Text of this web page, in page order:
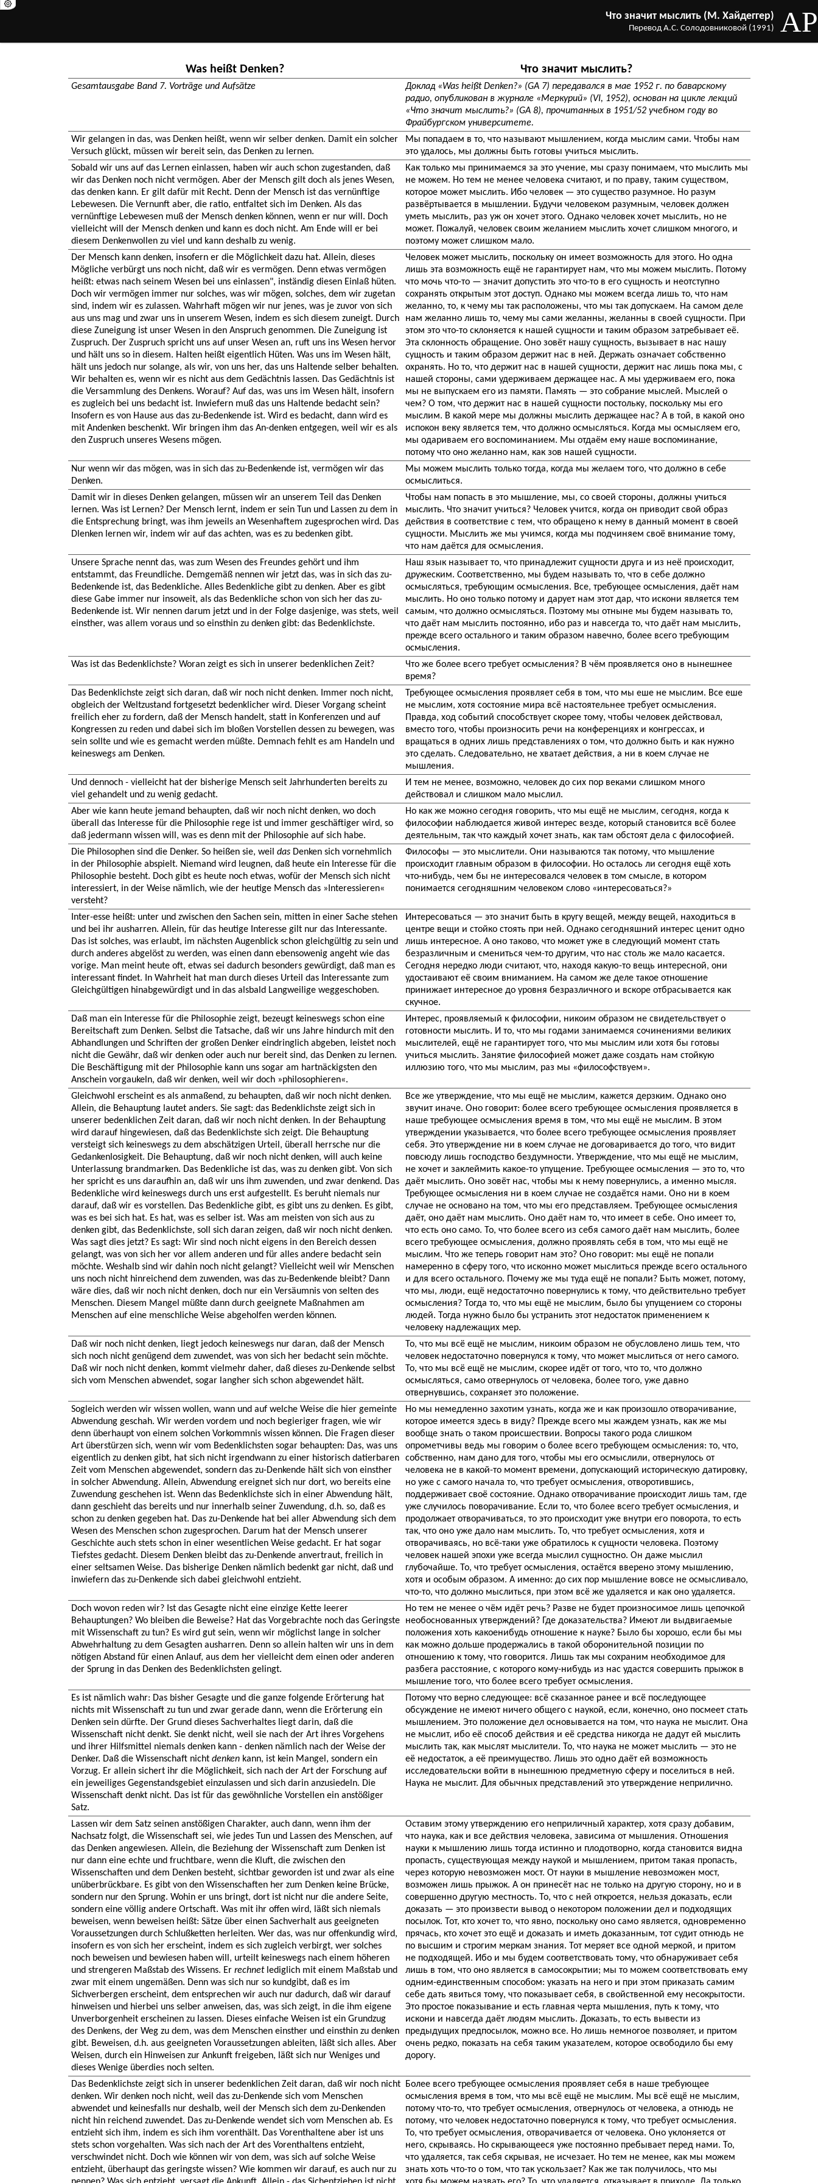
Что значит мыслить (М. Хайдеггер)
Перевод А.С. Солодовниковой (1991) AP
Was heißt Denken?
Gesamtausgabe Band 7. Vorträge und Aufsätze
Wir gelangen in das, was Denken heißt, wenn wir selber denken. Damit ein solcher
Versuch glückt, müssen wir bereit sein, das Denken zu lernen.
Sobald wir uns auf das Lernen einlassen, haben wir auch schon zugestanden, daß
wir das Denken noch nicht vermögen. Aber der Mensch gilt doch als jenes Wesen,
das denken kann. Er gilt dafür mit Recht. Denn der Mensch ist das vernünftige
Lebewesen. Die Vernunft aber, die ratio, entfaltet sich im Denken. Als das
vernünftige Lebewesen muß der Mensch denken können, wenn er nur will. Doch
vielleicht will der Mensch denken und kann es doch nicht. Am Ende will er bei
diesem Denkenwollen zu viel und kann deshalb zu wenig.
Der Mensch kann denken, insofern er die Möglichkeit dazu hat. Allein, dieses
Mögliche verbürgt uns noch nicht, daß wir es vermögen. Denn etwas vermögen
heißt: etwas nach seinem Wesen bei uns einlassen", inständig diesen Einlaß hüten.
Doch wir vermögen immer nur solches, was wir mögen, solches, dem wir zugetan
sind, indem wir es zulassen. Wahrhaft mögen wir nur jenes, was je zuvor von sich
aus uns mag und zwar uns in unserem Wesen, indem es sich diesem zuneigt. Durch
diese Zuneigung ist unser Wesen in den Anspruch genommen. Die Zuneigung ist
Zuspruch. Der Zuspruch spricht uns auf unser Wesen an, ruft uns ins Wesen hervor
und hält uns so in diesem. Halten heißt eigentlich Hüten. Was uns im Wesen hält,
hält uns jedoch nur solange, als wir, von uns her, das uns Haltende selber behalten.
Wir behalten es, wenn wir es nicht aus dem Gedächtnis lassen. Das Gedächtnis ist
die Versammlung des Denkens. Worauf? Auf das, was uns im Wesen hält, insofern
es zugleich bei uns bedacht ist. Inwiefern muß das uns Haltende bedacht sein?
Insofern es von Hause aus das zu-Bedenkende ist. Wird es bedacht, dann wird es
mit Andenken beschenkt. Wir bringen ihm das An-denken entgegen, weil wir es als
den Zuspruch unseres Wesens mögen.
Nur wenn wir das mögen, was in sich das zu-Bedenkende ist, vermögen wir das
Denken.
Damit wir in dieses Denken gelangen, müssen wir an unserem Teil das Denken
lernen. Was ist Lernen? Der Mensch lernt, indem er sein Tun und Lassen zu dem in
die Entsprechung bringt, was ihm jeweils an Wesenhaftem zugesprochen wird. Das
Dlenken lernen wir, indem wir auf das achten, was es zu bedenken gibt.
Unsere Sprache nennt das, was zum Wesen des Freundes gehört und ihm
entstammt, das Freundliche. Demgemäß nennen wir jetzt das, was in sich das zu-
Bedenkende ist, das Bedenkliche. Alles Bedenkliche gibt zu denken. Aber es gibt
diese Gabe immer nur insoweit, als das Bedenkliche schon von sich her das zu-
Bedenkende ist. Wir nennen darum jetzt und in der Folge dasjenige, was stets, weil
einsther, was allem voraus und so einsthin zu denken gibt: das Bedenklichste.
Was ist das Bedenklichste? Woran zeigt es sich in unserer bedenklichen Zeit?
Das Bedenklichste zeigt sich daran, daß wir noch nicht denken. Immer noch nicht,
obgleich der Weltzustand fortgesetzt bedenklicher wird. Dieser Vorgang scheint
freilich eher zu fordern, daß der Mensch handelt, statt in Konferenzen und auf
Kongressen zu reden und dabei sich im bloßen Vorstellen dessen zu bewegen, was
sein sollte und wie es gemacht werden müßte. Demnach fehlt es am Handeln und
keineswegs am Denken.
Und dennoch - vielleicht hat der bisherige Mensch seit Jahrhunderten bereits zu
viel gehandelt und zu wenig gedacht.
Aber wie kann heute jemand behaupten, daß wir noch nicht denken, wo doch
überall das Interesse für die Philosophie rege ist und immer geschäftiger wird, so
daß jedermann wissen will, was es denn mit der Philosophie auf sich habe.
Die Philosophen sind die Denker. So heißen sie, weil dasDenken sich vornehmlich
in der Philosophie abspielt. Niemand wird leugnen, daß heute ein Interesse für die
Philosophie besteht. Doch gibt es heute noch etwas, wofür der Mensch sich nicht
interessiert, in der Weise nämlich, wie der heutige Mensch das »Interessieren«
versteht?
Inter-esse heißt: unter und zwischen den Sachen sein, mitten in einer Sache stehen
und bei ihr ausharren. Allein, für das heutige Interesse gilt nur das Interessante.
Das ist solches, was erlaubt, im nächsten Augenblick schon gleichgültig zu sein und
durch anderes abgelöst zu werden, was einen dann ebensowenig angeht wie das
vorige. Man meint heute oft, etwas sei dadurch besonders gewürdigt, daß man es
interessant findet. In Wahrheit hat man durch dieses Urteil das Interessante zum
Gleichgültigen hinabgewürdigt und in das alsbald Langweilige weggeschoben.
Daß man ein Interesse für die Philosophie zeigt, bezeugt keineswegs schon eine
Bereitschaft zum Denken. Selbst die Tatsache, daß wir uns Jahre hindurch mit den
Abhandlungen und Schriften der großen Denker eindringlich abgeben, leistet noch
nicht die Gewähr, daß wir denken oder auch nur bereit sind, das Denken zu lernen.
Die Beschäftigung mit der Philosophie kann uns sogar am hartnäckigsten den
Anschein vorgaukeln, daß wir denken, weil wir doch »philosophieren«.
Gleichwohl erscheint es als anmaßend, zu behaupten, daß wir noch nicht denken.
Allein, die Behauptung lautet anders. Sie sagt: das Bedenklichste zeigt sich in
unserer bedenklichen Zeit daran, daß wir noch nicht denken. In der Behauptung
wird darauf hingewiesen, daß das Bedenklichste sich zeigt. Die Behauptung
versteigt sich keineswegs zu dem abschätzigen Urteil, überall herrsche nur die
Gedankenlosigkeit. Die Behauptung, daß wir noch nicht denken, will auch keine
Unterlassung brandmarken. Das Bedenkliche ist das, was zu denken gibt. Von sich
her spricht es uns daraufhin an, daß wir uns ihm zuwenden, und zwar denkend. Das
Bedenkliche wird keineswegs durch uns erst aufgestellt. Es beruht niemals nur
darauf, daß wir es vorstellen. Das Bedenkliche gibt, es gibt uns zu denken. Es gibt,
was es bei sich hat. Es hat, was es selber ist. Was am meisten von sich aus zu
denken gibt, das Bedenklichste, soll sich daran zeigen, daß wir noch nicht denken.
Was sagt dies jetzt? Es sagt: Wir sind noch nicht eigens in den Bereich dessen
gelangt, was von sich her vor allem anderen und für alles andere bedacht sein
möchte. Weshalb sind wir dahin noch nicht gelangt? Vielleicht weil wir Menschen
uns noch nicht hinreichend dem zuwenden, was das zu-Bedenkende bleibt? Dann
wäre dies, daß wir noch nicht denken, doch nur ein Versäumnis von selten des
Menschen. Diesem Mangel müßte dann durch geeignete Maßnahmen am
Menschen auf eine menschliche Weise abgeholfen werden können.
Daß wir noch nicht denken, liegt jedoch keineswegs nur daran, daß der Mensch
sich noch nicht genügend dem zuwendet, was von sich her bedacht sein möchte.
Daß wir noch nicht denken, kommt vielmehr daher, daß dieses zu-Denkende selbst
sich vom Menschen abwendet, sogar langher sich schon abgewendet hält.
Sogleich werden wir wissen wollen, wann und auf welche Weise die hier gemeinte
Abwendung geschah. Wir werden vordem und noch begieriger fragen, wie wir
denn überhaupt von einem solchen Vorkommnis wissen können. Die Fragen dieser
Art überstürzen sich, wenn wir vom Bedenklichsten sogar behaupten: Das, was uns
eigentlich zu denken gibt, hat sich nicht irgendwann zu einer historisch datierbaren
Zeit vom Menschen abgewendet, sondern das zu-Denkende hält sich von einsther
in solcher Abwendung. Allein, Abwendung ereignet sich nur dort, wo bereits eine
Zuwendung geschehen ist. Wenn das Bedenklichste sich in einer Abwendung hält,
dann geschieht das bereits und nur innerhalb seiner Zuwendung, d.h. so, daß es
schon zu denken gegeben hat. Das zu-Denkende hat bei aller Abwendung sich dem
Wesen des Menschen schon zugesprochen. Darum hat der Mensch unserer
Geschichte auch stets schon in einer wesentlichen Weise gedacht. Er hat sogar
Tiefstes gedacht. Diesem Denken bleibt das zu-Denkende anvertraut, freilich in
einer seltsamen Weise. Das bisherige Denken nämlich bedenkt gar nicht, daß und
inwiefern das zu-Denkende sich dabei gleichwohl entzieht.
Doch wovon reden wir? Ist das Gesagte nicht eine einzige Kette leerer
Behauptungen? Wo bleiben die Beweise? Hat das Vorgebrachte noch das Geringste
mit Wissenschaft zu tun? Es wird gut sein, wenn wir möglichst lange in solcher
Abwehrhaltung zu dem Gesagten ausharren. Denn so allein halten wir uns in dem
nötigen Abstand für einen Anlauf, aus dem her vielleicht dem einen oder anderen
der Sprung in das Denken des Bedenklichsten gelingt.
Es ist nämlich wahr: Das bisher Gesagte und die ganze folgende Erörterung hat
nichts mit Wissenschaft zu tun und zwar gerade dann, wenn die Erörterung ein
Denken sein dürfte. Der Grund dieses Sachverhaltes liegt darin, daß die
Wissenschaft nicht denkt. Sie denkt nicht, weil sie nach der Art ihres Vorgehens
und ihrer Hilfsmittel niemals denken kann - denken nämlich nach der Weise der
Denker. Daß die Wissenschaft nicht denkenkann, ist kein Mangel, sondern ein
Vorzug. Er allein sichert ihr die Möglichkeit, sich nach der Art der Forschung auf
ein jeweiliges Gegenstandsgebiet einzulassen und sich darin anzusiedeln. Die
Wissenschaft denkt nicht. Das ist für das gewöhnliche Vorstellen ein anstößiger
Satz.
Lassen wir dem Satz seinen anstößigen Charakter, auch dann, wenn ihm der
Nachsatz folgt, die Wissenschaft sei, wie jedes Tun und Lassen des Menschen, auf
das Denken angewiesen. Allein, die Beziehung der Wissenschaft zum Denken ist
nur dann eine echte und fruchtbare, wenn die Kluft, die zwischen den
Wissenschaften und dem Denken besteht, sichtbar geworden ist und zwar als eine
unüberbrückbare. Es gibt von den Wissenschaften her zum Denken keine Brücke,
sondern nur den Sprung. Wohin er uns bringt, dort ist nicht nur die andere Seite,
sondern eine völlig andere Ortschaft. Was mit ihr offen wird, läßt sich niemals
beweisen, wenn beweisen heißt: Sätze über einen Sachverhalt aus geeigneten
Voraussetzungen durch Schlußketten herleiten. Wer das, was nur offenkundig wird,
insofern es von sich her erscheint, indem es sich zugleich verbirgt, wer solches
noch beweisen und bewiesen haben will, urteilt keineswegs nach einem höheren
und strengeren Maßstab des Wissens. Er rechnetlediglich mit einem Maßstab und
zwar mit einem ungemäßen. Denn was sich nur so kundgibt, daß es im
Sichverbergen erscheint, dem entsprechen wir auch nur dadurch, daß wir darauf
hinweisen und hierbei uns selber anweisen, das, was sich zeigt, in die ihm eigene
Unverborgenheit erscheinen zu lassen. Dieses einfache Weisen ist ein Grundzug
des Denkens, der Weg zu dem, was dem Menschen einsther und einsthin zu denken
gibt. Beweisen, d.h. aus geeigneten Voraussetzungen ableiten, läßt sich alles. Aber
Weisen, durch ein Hinweisen zur Ankunft freigeben, läßt sich nur Weniges und
dieses Wenige überdies noch selten.
Das Bedenklichste zeigt sich in unserer bedenklichen Zeit daran, daß wir noch nicht
denken. Wir denken noch nicht, weil das zu-Denkende sich vom Menschen
abwendet und keinesfalls nur deshalb, weil der Mensch sich dem zu-Denkenden
nicht hin reichend zuwendet. Das zu-Denkende wendet sich vom Menschen ab. Es
entzieht sich ihm, indem es sich ihm vorenthält. Das Vorenthaltene aber ist uns
stets schon vorgehalten. Was sich nach der Art des Vorenthaltens entzieht,
verschwindet nicht. Doch wie können wir von dem, was sich auf solche Weise
entzieht, überhaupt das geringste wissen? Wie kommen wir darauf, es auch nur zu
Что значит мыслить?
Доклад «Was heißt Denken?» (GA 7) передавался в мае 1952 г. по баварскому
радио, опубликован в журнале «Меркурий» (VI, 1952), основан на цикле лекций
«Что значит мыслить?» (GA 8), прочитанных в 1951/52 учебном году во
Фрайбургском университете.
Мы попадаем в то, что называют мышлением, когда мыслим сами. Чтобы нам
это удалось, мы должны быть готовы учиться мыслить.
Как только мы принимаемся за это учение, мы сразу понимаем, что мыслить мы
не можем. Но тем не менее человека считают, и по праву, таким существом,
которое может мыслить. Ибо человек — это существо разумное. Но разум
развёртывается в мышлении. Будучи человеком разумным, человек должен
уметь мыслить, раз уж он хочет этого. Однако человек хочет мыслить, но не
может. Пожалуй, человек своим желанием мыслить хочет слишком многого, и
поэтому может слишком мало.
Человек может мыслить, поскольку он имеет возможность для этого. Но одна
лишь эта возможность ещё не гарантирует нам, что мы можем мыслить. Потому
что мочь что-то — значит допустить это что-то в его сущность и неотступно
сохранять открытым этот доступ. Однако мы можем всегда лишь то, что нам
желанно, то, к чему мы так расположены, что мы так допускаем. На самом деле
нам желанно лишь то, чему мы сами желанны, желанны в своей сущности. При
этом это что-то склоняется к нашей сущности и таким образом затребывает её.
Эта склонность обращение. Оно зовёт нашу сущность, вызывает в нас нашу
сущность и таким образом держит нас в ней. Держать означает собственно
охранять. Но то, что держит нас в нашей сущности, держит нас лишь пока мы, с
нашей стороны, сами удерживаем держащее нас. А мы удерживаем его, пока
мы не выпускаем его из памяти. Память — это собрание мыслей. Мыслей о
чем? О том, что держит нас в нашей сущности постольку, поскольку мы его
мыслим. В какой мере мы должны мыслить держащее нас? А в той, в какой оно
испокон веку является тем, что должно осмысляться. Когда мы осмысляем его,
мы одариваем его воспоминанием. Мы отдаём ему наше воспоминание,
потому что оно желанно нам, как зов нашей сущности.
Мы можем мыслить только тогда, когда мы желаем того, что должно в себе
осмыслиться.
Чтобы нам попасть в это мышление, мы, со своей стороны, должны учиться
мыслить. Что значит учиться? Человек учится, когда он приводит свой образ
действия в соответствие с тем, что обращено к нему в данный момент в своей
сущности. Мыслить же мы учимся, когда мы подчиняем своё внимание тому,
что нам даётся для осмысления.
Наш язык называет то, что принадлежит сущности друга и из неё происходит,
дружеским. Соответственно, мы будем называть то, что в себе должно
осмысляться, требующим осмысления. Все, требующее осмысления, даёт нам
мыслить. Но оно только потому и дарует нам этот дар, что искони является тем
самым, что должно осмысляться. Поэтому мы отныне мы будем называть то,
что даёт нам мыслить постоянно, ибо раз и навсегда то, что даёт нам мыслить,
прежде всего остального и таким образом навечно, более всего требующим
осмысления.
Что же более всего требует осмысления? В чём проявляется оно в нынешнее
время?
Требующее осмысления проявляет себя в том, что мы еше не мыслим. Все еше
не мыслим, хотя состояние мира всё настоятельнее требует осмысления.
Правда, ход событий способствует скорее тому, чтобы человек действовал,
вместо того, чтобы произносить речи на конференциях и конгрессах, и
вращаться в одних лишь представлениях о том, что должно быть и как нужно
это сделать. Следовательно, не хватает действия, а ни в коем случае не
мышления.
И тем не менее, возможно, человек до сих пор веками слишком много
действовал и слишком мало мыслил.
Но как же можно сегодня говорить, что мы ещё не мыслим, сегодня, когда к
философии наблюдается живой интерес везде, который становится всё более
деятельным, так что каждый хочет знать, как там обстоят дела с философией.
Философы — это мыслители. Они называются так потому, что мышление
происходит главным образом в философии. Но осталось ли сегодня ещё хоть
что-нибудь, чем бы не интересовался человек в том смысле, в котором
понимается сегодняшним человеком слово «интересоваться?»
Интересоваться — это значит быть в кругу вещей, между вещей, находиться в
центре вещи и стойко стоять при ней. Однако сегодняшний интерес ценит одно
лишь интересное. А оно таково, что может уже в следующий момент стать
безразличным и смениться чем-то другим, что нас столь же мало касается.
Сегодня нередко люди считают, что, находя какую-то вещь интересной, они
удостаивают её своим вниманием. На самом же деле такое отношение
принижает интересное до уровня безразличного и вскоре отбрасывается как
скучное.
Интерес, проявляемый к философии, никоим образом не свидетельствует о
готовности мыслить. И то, что мы годами занимаемся сочинениями великих
мыслителей, ещё не гарантирует того, что мы мыслим или хотя бы готовы
учиться мыслить. Занятие философией может даже создать нам стойкую
иллюзию того, что мы мыслим, раз мы «философствуем».
Все же утверждение, что мы ещё не мыслим, кажется дерзким. Однако оно
звучит иначе. Оно говорит: более всего требующее осмысления проявляется в
наше требующее осмысления время в том, что мы ещё не мыслим. В этом
утверждении указывается, что более всего требующее осмысления проявляет
себя. Это утверждение ни в коем случае не договаривается до того, что видит
повсюду лишь господство бездумности. Утверждение, что мы ещё не мыслим,
не хочет и заклеймить какое-то упущение. Требующее осмысления — это то, что
даёт мыслить. Оно зовёт нас, чтобы мы к нему повернулись, а именно мысля.
Требующее осмысления ни в коем случае не создаётся нами. Оно ни в коем
случае не основано на том, что мы его представляем. Требующее осмысления
даёт, оно даёт нам мыслить. Оно даёт нам то, что имеет в себе. Оно имеет то,
что есть оно само. То, что более всего из себя самого даёт нам мыслить, более
всего требующее осмысления, должно проявлять себя в том, что мы ещё не
мыслим. Что же теперь говорит нам это? Оно говорит: мы ещё не попали
намеренно в сферу того, что исконно может мыслиться прежде всего остального
и для всего остального. Почему же мы туда ещё не попали? Быть может, потому,
что мы, люди, ещё недостаточно повернулись к тому, что действительно требует
осмысления? Тогда то, что мы ещё не мыслим, было бы упущением со стороны
людей. Тогда нужно было бы устранить этот недостаток применением к
человеку надлежащих мер.
То, что мы всё ещё не мыслим, никоим образом не обусловлено лишь тем, что
человек недостаточно повернулся к тому, что может мыслиться от него самого.
То, что мы всё ещё не мыслим, скорее идёт от того, что то, что должно
осмысляться, само отвернулось от человека, более того, уже давно
отвернувшись, сохраняет это положение.
Но мы немедленно захотим узнать, когда же и как произошло отворачивание,
которое имеется здесь в виду? Прежде всего мы жаждем узнать, как же мы
вообще знать о таком происшествии. Вопросы такого рода слишком
опрометчивы ведь мы говорим о более всего требующем осмысления: то, что,
собственно, нам дано для того, чтобы мы его осмыслили, отвернулось от
человека не в какой-то момент времени, допускающий историческую датировку,
но уже с самого начала то, что требует осмысления, отворотившись,
поддерживает своё состояние. Однако отворачивание происходит лишь там, где
уже случилось поворачивание. Если то, что более всего требует осмысления, и
продолжает отворачиваться, то это происходит уже внутри его поворота, то есть
так, что оно уже дало нам мыслить. То, что требует осмысления, хотя и
отворачиваясь, но всё-таки уже обратилось к сущности человека. Поэтому
человек нашей эпохи уже всегда мыслил сущностно. Он даже мыслил
глубочайше. То, что требует осмысления, остаётся вверено этому мышлению,
хотя и особым образом. А именно: до сих пор мышление вовсе не осмысливало,
что-то, что должно мыслиться, при этом всё же удаляется и как оно удаляется.
Но тем не менее о чём идёт речь? Разве не будет произносимое лишь цепочкой
необоснованных утверждений? Где доказательства? Имеют ли выдвигаемые
положения хоть какоенибудь отношение к науке? Было бы хорошо, если бы мы
как можно дольше продержались в такой оборонительной позиции по
отношению к тому, что говорится. Лишь так мы сохраним необходимое для
разбега расстояние, с которого кому-нибудь из нас удастся совершить прыжок в
мышление того, что более всего требует осмысления.
Потому что верно следующее: всё сказанное ранее и всё последующее
обсуждение не имеют ничего общего с наукой, если, конечно, оно посмеет стать
мышлением. Это положение дел основывается на том, что наука не мыслит. Она
не мыслит, ибо её способ действия и её средства никогда не дадут ей мыслить
мыслить так, как мыслят мыслители. То, что наука не может мыслить — это не
её недостаток, а её преимущество. Лишь это одно даёт ей возможность
исследовательски войти в нынешнюю предметную сферу и поселиться в ней.
Наука не мыслит. Для обычных представлений это утверждение неприлично.
Оставим этому утверждению его неприличный характер, хотя сразу добавим,
что наука, как и все действия человека, зависима от мышления. Отношения
науки к мышлению лишь тогда истинно и плодотворно, когда становится видна
пропасть, существующая между наукой и мышлением, притом такая пропасть,
через которую невозможен мост. От науки в мышление невозможен мост,
возможен лишь прыжок. А он принесёт нас не только на другую сторону, но и в
совершенно другую местность. То, что с ней откроется, нельзя доказать, если
доказать — это произвести вывод о некотором положении дел и подходящих
посылок. Тот, кто хочет то, что явно, поскольку оно само является, одновременно
прячась, кто хочет это ещё и доказать и иметь доказанным, тот судит отнюдь не
по высшим и строгим меркам знания. Тот меряет все одной меркой, и притом
не подходящей. Ибо и мы будем соответствовать тому, что обнаруживает себя
лишь в том, что оно является в самосокрытии; мы то можем соответствовать ему
одним-единственным способом: указать на него и при этом приказать самим
себе дать явиться тому, что показывает себя, в свойственной ему несокрытости.
Это простое показывание и есть главная черта мышления, путь к тому, что
искони и навсегда даёт людям мыслить. Доказать, то есть вывести из
предыдущих предпосылок, можно все. Но лишь немногое позволяет, и притом
очень редко, показать на себя таким указателем, которое освободило бы ему
дорогу.
Более всего требующее осмысления проявляет себя в наше требующее
осмысления время в том, что мы всё ещё не мыслим. Мы всё ещё не мыслим,
потому что-то, что требует осмысления, отвернулось от человека, а отнюдь не
потому, что человек недостаточно повернулся к тому, что требует осмысления.
То, что требует осмысления, отворачивается от человека. Оно уклоняется от
него, скрываясь. Но скрывающееся уже постоянно пребывает перед нами. То,
что удаляется, так себя скрывая, не исчезает. Но тем не менее, как мы можем
знать хоть что-то о том, что так ускользает? Как же так получилось, что мы